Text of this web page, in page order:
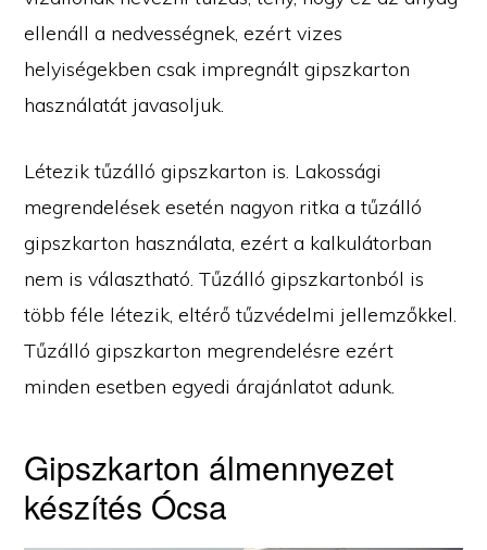
ellenáll a nedvességnek, ezért vizes
helyiségekben csak impregnált gipszkarton
használatát javasoljuk.
Létezik tűzálló gipszkarton is. Lakossági
megrendelések esetén nagyon ritka a tűzálló
gipszkarton használata, ezért a kalkulátorban
nem is választható. Tűzálló gipszkartonból is
több féle létezik, eltérő tűzvédelmi jellemzőkkel.
Tűzálló gipszkarton megrendelésre ezért
minden esetben egyedi árajánlatot adunk.
Gipszkarton álmennyezet
készítés Ócsa